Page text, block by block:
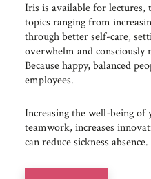
Iris is available for lectures,
topics ranging from
through better self-care,
overwhelm and consciously
Because happy, balanced
employees.
Increasing the well-being of
teamwork, increases
can reduce sickness absence.